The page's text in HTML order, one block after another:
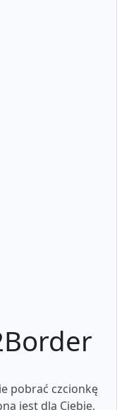
pobrać czcionkę
jest dla Ciebie.